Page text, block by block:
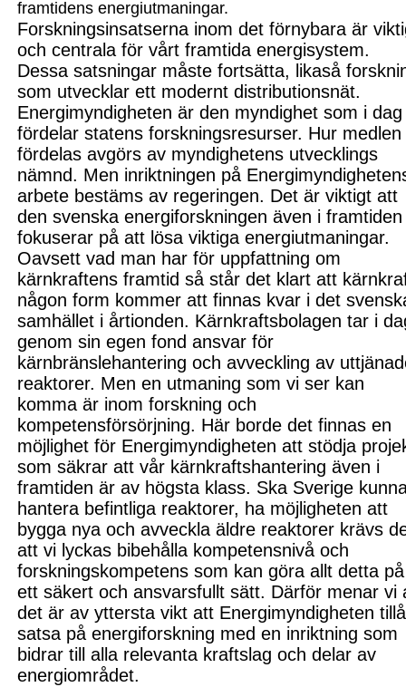
framtidens energiutmaningar.
Forskningsinsatserna inom det förnybara är
och centrala för vårt framtida energisystem.
Dessa satsningar måste fortsätta, likaså
som utvecklar ett modernt distributionsnät.
Energimyndigheten är den myndighet som i dag
fördelar statens forskningsresurser. Hur medlen
fördelas avgörs av myndighetens utvecklings
nämnd. Men inriktningen på
arbete bestäms av regeringen. Det är viktigt att
den svenska energiforskningen även i framtiden
fokuserar på att lösa viktiga energiutmaningar.
Oavsett vad man har för uppfattning om
kärnkraftens framtid så står det klart att
någon form kommer att finnas kvar i det s
samhället i årtionden. Kärnkraftsbolagen tar i
genom sin egen fond ansvar för
kärnbränslehantering och avveckling av
reaktorer. Men en utmaning som vi ser kan
komma är inom forskning och
kompetensförsörjning. Här borde det finnas en
möjlighet för Energimyndigheten att stödja
som säkrar att vår kärnkraftshantering även i
framtiden är av högsta klass. Ska Sverige
hantera befintliga reaktorer, ha möjligheten att
bygga nya och avveckla äldre reaktorer krävs
att vi lyckas bibehålla kompetensnivå och
forskningskompetens som kan göra allt detta på
ett säkert och ansvarsfullt sätt. Därför menar vi
det är av yttersta vikt att Energimyndigheten
satsa på energiforskning med en inriktning som
bidrar till alla relevanta kraftslag och delar av
energiområdet.